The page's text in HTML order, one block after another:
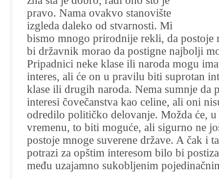
pravo. Nama ovakvo stanovište
izgleda daleko od stvarnosti. Mi
bismo mnogo prirodnije rekli, da postoje
bi državnik morao da postigne najbolji
Pripadnici neke klase ili naroda mogu
interes, ali će on u pravilu biti suprotan
klase ili drugih naroda. Nema sumnje da
interesi čovečanstva kao celine, ali oni
odredilo političko delovanje. Možda će,
vremenu, to biti moguće, ali sigurno ne
postoje mnoge suverene države. A čak i
potrazi za opštim interesom bilo bi
među uzajamno sukobljenim